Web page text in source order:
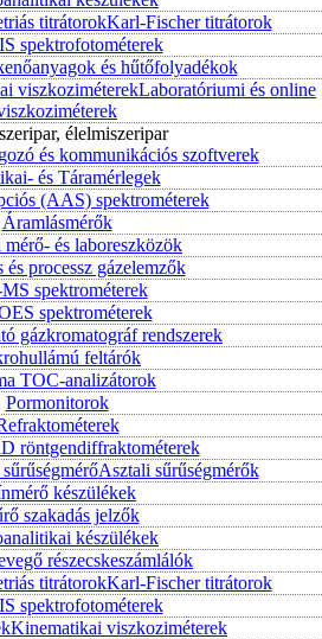
titrátorokKarl-Fischer titrátorok
spektrofotométerek
és hűtőfolyadékok
viszkoziméterekLaboratóriumi és online
élelmiszeripar
és kommunikációs szoftverek
és Táramérlegek
(AAS) spektrométerek
Áramlásmérők
mérő- és laboreszközök
és processz gázelemzők
spektrométerek
spektrométerek
gázkromatográf rendszerek
feltárók
TOC-analizátorok
Pormonitorok
röntgendiffraktométerek
Asztali sűrűségmérők
készülékek
szakadás jelzők
készülékek
részecskeszámlálók
titrátorokKarl-Fischer titrátorok
spektrofotométerek
Kinematikai viszkoziméterek